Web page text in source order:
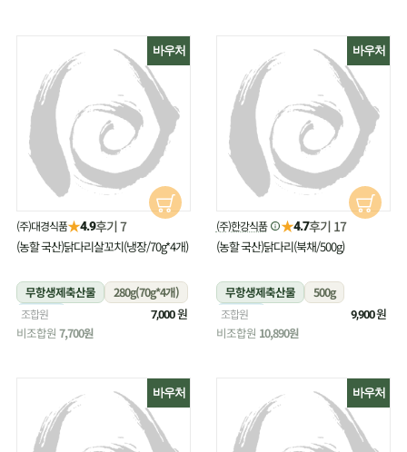
바우처
(주)한강식품 ★4.7후기 17
(농할 국산)닭다리(북채/500g)
무항생제축산물
500g
냉장
조합원 9,900원
비조합원 10,890원
바우처
(주)대경식품★4.9후기 7
(농할 국산)닭다리살꼬치(냉장/70g*4개)
무항생제축산물
280g(70g*4개)
냉장
조합원 7,000원
비조합원 7,700원
바우처
바우처